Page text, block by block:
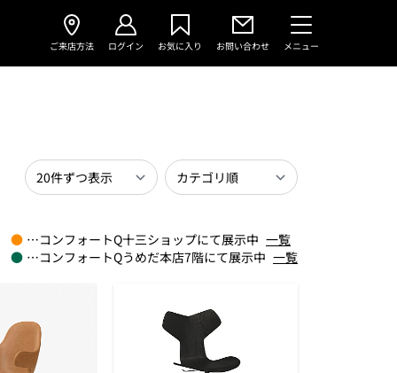
ご来店方法 ログイン お気に入り お問い合わせ メニュー
● …コンフォートQ十三ショップにて展示中 一覧
● …コンフォートQうめだ本店7階にて展示中 一覧